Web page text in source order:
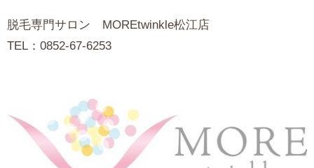
脱毛専門サロン MOREtwinkle松江店
TEL：0852-67-6253